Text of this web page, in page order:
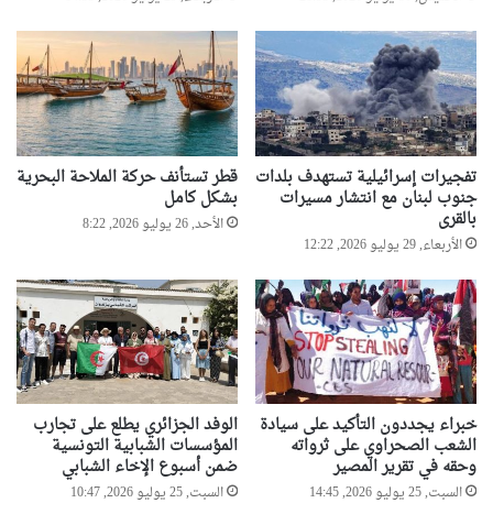
ق
م
ة
ا
ل
ع
ر
ب
ي
ة
تفجيرات إسرائيلية تستهدف بلدات
جنوب لبنان مع انتشار مسيرات
بالقرى
الأربعاء, 29 يوليو 2026, 12:22
قطر تستأنف حركة الملاحة البحرية
بشكل كامل
الأحد, 26 يوليو 2026, 8:22
خبراء يجددون التأكيد على سيادة
الشعب الصحراوي على ثرواته
وحقه في تقرير المصير
السبت, 25 يوليو 2026, 14:45
الوفد الجزائري يطلع على تجارب
المؤسسات الشبابية التونسية
ضمن أسبوع الإخاء الشبابي
السبت, 25 يوليو 2026, 10:47